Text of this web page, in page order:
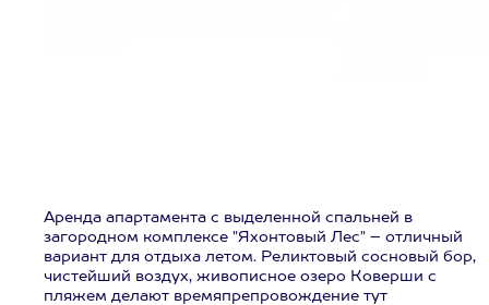
Аренда апартамента с выделенной спальней в
загородном комплексе "Яхонтовый Лес" – отличный
вариант для отдыха летом. Реликтовый сосновый бор,
чистейший воздух, живописное озеро Коверши с
пляжем делают времяпрепровождение тут